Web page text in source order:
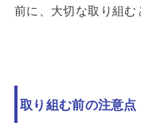
前に、大切な取り組む
取り組む前の注意点